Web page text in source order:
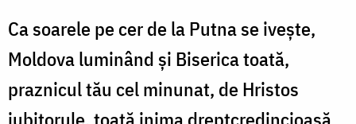
Ca soarele pe cer de la Putna se iveşte,
Moldova luminând şi Biserica toată,
praznicul tău cel minunat, de Hristos